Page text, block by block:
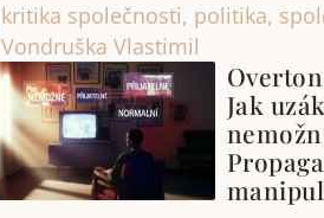
kritika společnosti, politika,
Vondruška Vlastimil
Jak